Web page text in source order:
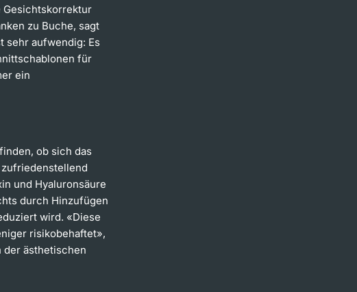
Gesichtskorrektur
zu Buche, sagt
sehr aufwendig: Es
für
ein
ob sich das
und Hyaluronsäure
durch Hinzufügen
wird. «Diese
risikobehaftet»,
der ästhetischen